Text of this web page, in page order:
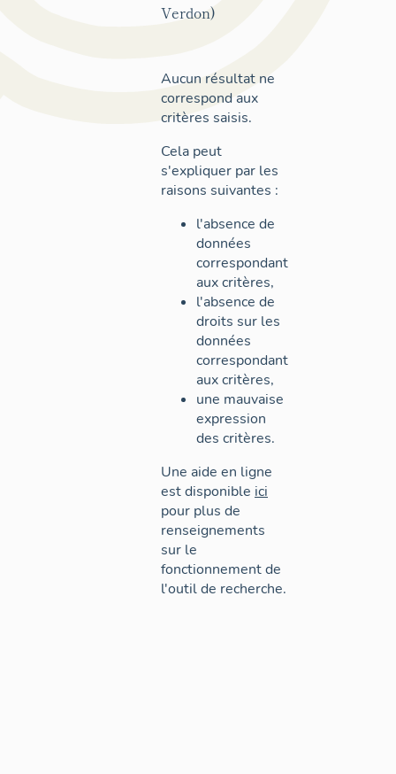
Verdon)
Aucun résultat ne
correspond aux
critères saisis.
Cela peut
s'expliquer par les
raisons suivantes :
l'absence de
données
correspondant
aux critères,
l'absence de
droits sur les
données
correspondant
aux critères,
une mauvaise
expression
des critères.
Une aide en ligne
est disponible ici
pour plus de
renseignements
sur le
fonctionnement de
l'outil de recherche.